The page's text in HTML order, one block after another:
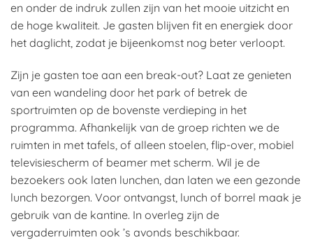
en onder de indruk zullen zijn van het mooie uitzicht en
de hoge kwaliteit. Je gasten blijven fit en energiek door
het daglicht, zodat je bijeenkomst nog beter verloopt.
Zijn je gasten toe aan een break-out? Laat ze genieten
van een wandeling door het park of betrek de
sportruimten op de bovenste verdieping in het
programma. Afhankelijk van de groep richten we de
ruimten in met tafels, of alleen stoelen, flip-over, mobiel
televisiescherm of beamer met scherm. Wil je de
bezoekers ook laten lunchen, dan laten we een gezonde
lunch bezorgen. Voor ontvangst, lunch of borrel maak je
gebruik van de kantine. In overleg zijn de
vergaderruimten ook ’s avonds beschikbaar.